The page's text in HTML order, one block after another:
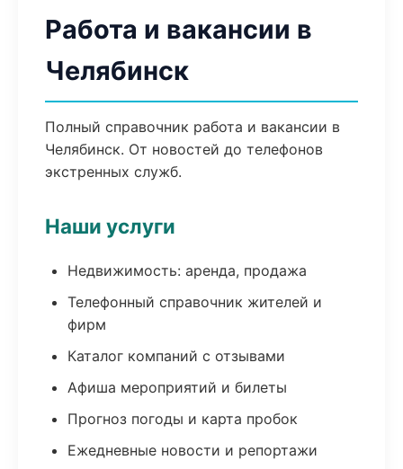
Работа и вакансии в
Челябинск
Полный справочник работа и вакансии в
Челябинск. От новостей до телефонов
экстренных служб.
Наши услуги
Недвижимость: аренда, продажа
Телефонный справочник жителей и
фирм
Каталог компаний с отзывами
Афиша мероприятий и билеты
Прогноз погоды и карта пробок
Ежедневные новости и репортажи